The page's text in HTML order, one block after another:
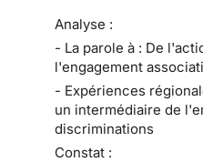
Analyse :
- La parole à : De
l'engagement
- Expériences
un intermédiaire de
discriminations
Constat :